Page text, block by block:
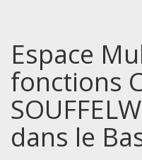
Espace
fonctions
dans le